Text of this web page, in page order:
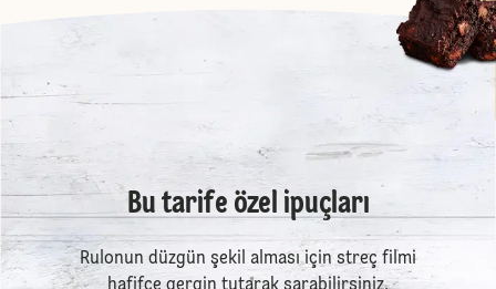
Bu tarife özel ipuçları
Rulonun düzgün şekil alması için streç filmi